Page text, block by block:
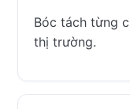
Bóc tách từng
thị trường.